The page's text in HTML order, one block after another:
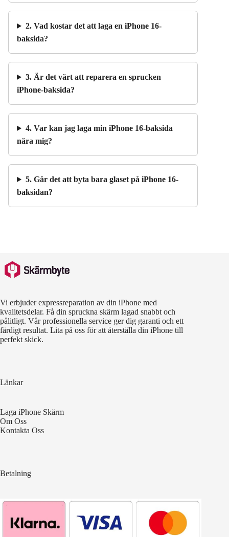
2. Vad kostar det att laga en iPhone 16-
baksida?
3. Är det värt att reparera en sprucken
iPhone-baksida?
4. Var kan jag laga min iPhone 16-baksida
nära mig?
5. Går det att byta bara glaset på iPhone 16-
baksidan?
Vi erbjuder expressreparation av din iPhone med
kvalitetsdelar. Få din spruckna skärm lagad snabbt och
pålitligt. Vår professionella service ger dig garanti och ett
färdigt resultat. Lita på oss för att återställa din iPhone till
perfekt skick.
Länkar
Laga iPhone Skärm
Om Oss
Kontakta Oss
Betalning